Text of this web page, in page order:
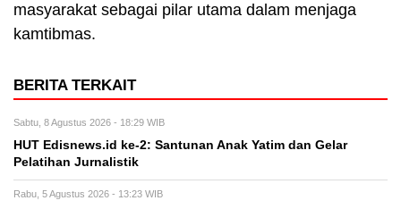
masyarakat sebagai pilar utama dalam menjaga
kamtibmas.
BERITA TERKAIT
Sabtu, 8 Agustus 2026 - 18:29 WIB
HUT Edisnews.id ke-2: Santunan Anak Yatim dan Gelar
Pelatihan Jurnalistik
Rabu, 5 Agustus 2026 - 13:23 WIB